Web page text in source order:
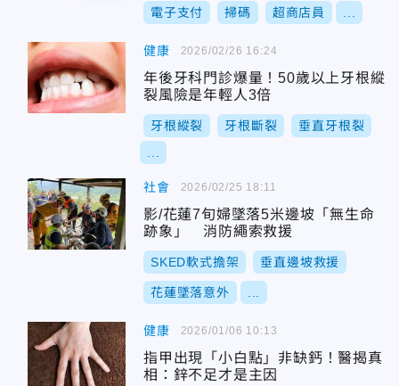
電子支付 掃碼 超商店員
健康
年後牙科門診爆量！50歲以上牙根縱
裂風險是年輕人3倍
牙根縱裂 牙根斷裂 垂直牙根裂
2026/02/26 16:24
社會
影/花蓮7旬婦墜落5米邊坡「無生命
跡象」 消防繩索救援
SKED軟式擔架 垂直邊坡救援
花蓮墜落意外
2026/02/25 18:11
健康
指甲出現「小白點」非缺鈣！醫揭真
相：鋅不足才是主因
2026/01/06 10:13